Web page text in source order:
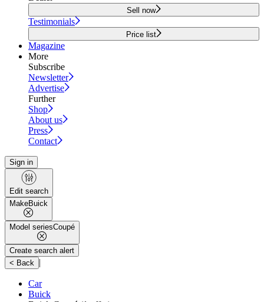
Sell now
Testimonials
Price list
Magazine
More
Subscribe
Newsletter
Advertise
Further
Shop
About us
Press
Contact
Sign in
Edit search
MakeBuick
Model seriesCoupé
Create search alert
< Back |
Car
Buick